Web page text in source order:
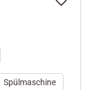
Spülmaschine